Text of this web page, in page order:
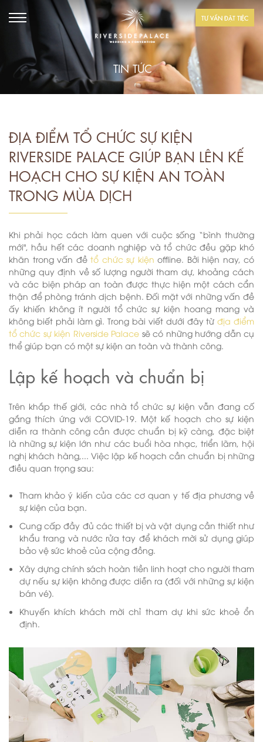
TƯ VẤN ĐẶT TIỆC
TIN TỨC
ĐỊA ĐIỂM TỔ CHỨC SỰ KIỆN
RIVERSIDE PALACE GIÚP BẠN LÊN KẾ
HOẠCH CHO SỰ KIỆN AN TOÀN
TRONG MÙA DỊCH
Khi phải học cách làm quen với cuộc sống “bình thường
mới", hầu hết các doanh nghiệp và tổ chức đều gặp khó
khăn trong vấn đề tổ chức sự kiện offline. Bởi hiện nay, có
những quy định về số lượng người tham dự, khoảng cách
và các biện pháp an toàn được thực hiện một cách cẩn
thận để phòng tránh dịch bệnh. Đối mặt với những vấn đề
ấy khiến không ít người tổ chức sự kiện hoang mang và
không biết phải làm gì. Trong bài viết dưới đây từđịa điểm
tổ chức sự kiện Riverside Palace sẽ có những hướng dẫn cụ
thể giúp bạn có một sự kiện an toàn và thành công.
Lập kế hoạch và chuẩn bị
Trên khắp thế giới, các nhà tổ chức sự kiện vẫn đang cố
gắng thích ứng với COVID-19. Một kế hoạch cho sự kiện
diễn ra thành công cần được chuẩn bị kỹ càng, đặc biệt
là những sự kiện lớn như các buổi hòa nhạc, triển lãm, hội
nghị khách hàng,... Việc lập kế hoạch cần chuẩn bị những
điều quan trọng sau:
Tham khảo ý kiến của các cơ quan y tế địa phương về
sự kiện của bạn.
Cung cấp đầy đủ các thiết bị và vật dụng cần thiết như
khẩu trang và nước rửa tay để khách mời sử dụng giúp
bảo vệ sức khoẻ của cộng đồng.
Xây dựng chính sách hoàn tiền linh hoạt cho người tham
dự nếu sự kiện không được diễn ra (đối với những sự kiện
bán vé).
Khuyến khích khách mời chỉ tham dự khi sức khoẻ ổn
định.